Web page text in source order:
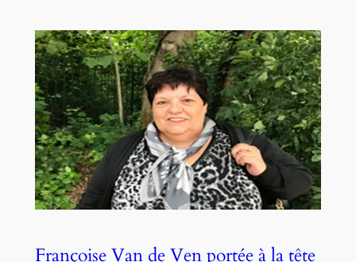
Françoise Van de Ven portée à la tête